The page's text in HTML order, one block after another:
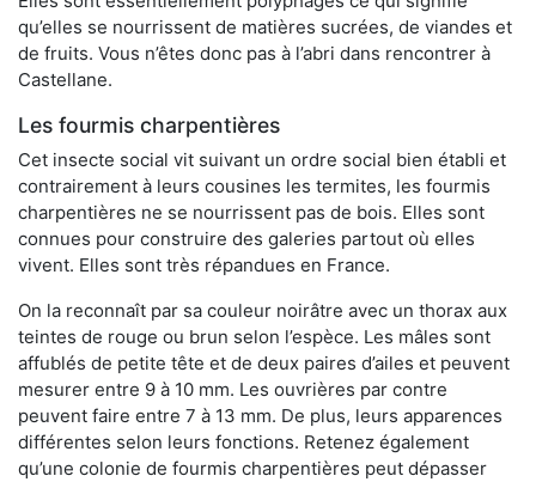
qu’elles se nourrissent de matières sucrées, de viandes et
de fruits. Vous n’êtes donc pas à l’abri dans rencontrer à
Castellane.
Les fourmis charpentières
Cet insecte social vit suivant un ordre social bien établi et
contrairement à leurs cousines les termites, les fourmis
charpentières ne se nourrissent pas de bois. Elles sont
connues pour construire des galeries partout où elles
vivent. Elles sont très répandues en France.
On la reconnaît par sa couleur noirâtre avec un thorax aux
teintes de rouge ou brun selon l’espèce. Les mâles sont
affublés de petite tête et de deux paires d’ailes et peuvent
mesurer entre 9 à 10 mm. Les ouvrières par contre
peuvent faire entre 7 à 13 mm. De plus, leurs apparences
différentes selon leurs fonctions. Retenez également
qu’une colonie de fourmis charpentières peut dépasser